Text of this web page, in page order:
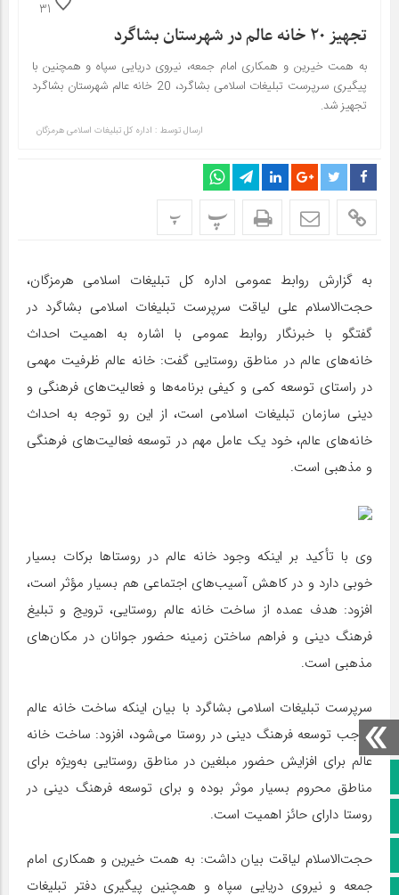
کانال سروش
کانال ایتا
31
تجهیز ۲۰ خانه عالم در شهرستان بشاگرد
به همت خیرین و همکاری امام جمعه، نیروی دریایی سپاه و همچنین با
پیگیری سرپرست تبلیغات اسلامی بشاگرد، 20 خانه عالم شهرستان بشاگرد
تجهیز شد.
ارسال توسط : اداره کل تبلیغات اسلامی هرمزگان
پ پ
به گزارش روابط عمومی اداره کل تبلیغات اسلامی هرمزگان،
حجت‌الاسلام علی لیاقت سرپرست تبلیغات اسلامی بشاگرد در
گفتگو با خبرنگار روابط عمومی با اشاره به اهمیت احداث
خانه‌های عالم در مناطق روستایی گفت: خانه عالم ظرفیت مهمی
در راستای توسعه کمی و کیفی برنامه‌ها و فعالیت‌های فرهنگی و
دینی سازمان تبلیغات اسلامی است، از این رو توجه به احداث
خانه‌های عالم، خود یک عامل مهم در توسعه فعالیت‌های فرهنگی
و مذهبی است.
وی با تأکید بر اینکه وجود خانه عالم در روستاها برکات بسیار
خوبی دارد و در کاهش آسیب‌های اجتماعی هم بسیار مؤثر است،
افزود: هدف عمده از ساخت خانه عالم روستایی، ترویج و تبلیغ
فرهنگ دینی و فراهم ساختن زمینه حضور جوانان در مکان‌های
مذهبی است.
سرپرست تبلیغات اسلامی بشاگرد با بیان اینکه ساخت خانه عالم
موجب توسعه فرهنگ دینی در روستا می‌شود، افزود: ساخت خانه
عالم برای افزایش حضور مبلغین در مناطق روستایی به‌ویژه برای
مناطق محروم بسیار موثر بوده و برای توسعه فرهنگ دینی در
روستا دارای حائز اهمیت است.
حجت‌الاسلام لیاقت بیان داشت: به همت خیرین و همکاری امام
جمعه و نیروی دریایی سپاه و همچنین پیگیری دفتر تبلیغات